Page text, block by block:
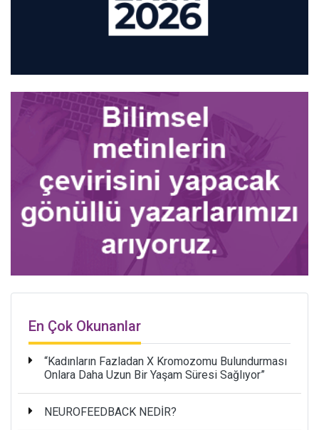
En Çok Okunanlar
“Kadınların Fazladan X Kromozomu Bulundurması
Onlara Daha Uzun Bir Yaşam Süresi Sağlıyor”
NEUROFEEDBACK NEDİR?